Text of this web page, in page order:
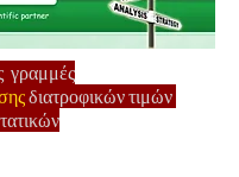
γραμμές
διατροφικών τιμών